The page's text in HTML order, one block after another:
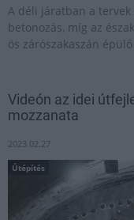
A déli járatban a
betonozás, míg az
ös zárószakaszán
Videón az idei
mozzanata
2023.02.27
Útépítés